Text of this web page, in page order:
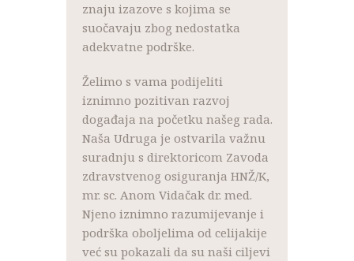
znaju izazove s kojima se
suočavaju zbog nedostatka
adekvatne podrške.
Želimo s vama podijeliti
iznimno pozitivan razvoj
događaja na početku našeg rada.
Naša Udruga je ostvarila važnu
suradnju s direktoricom Zavoda
zdravstvenog osiguranja HNŽ/K,
mr. sc. Anom Vidačak dr. med.
Njeno iznimno razumijevanje i
podrška oboljelima od celijakije
već su pokazali da su naši ciljevi